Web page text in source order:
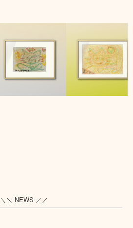
＼＼ NEWS ／／